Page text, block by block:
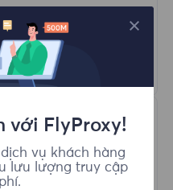
với FlyProxy!
vụ khách hàng
lưu lượng truy cập